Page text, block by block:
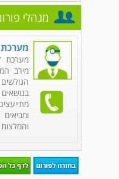
מנהלי
מערכת
מירב